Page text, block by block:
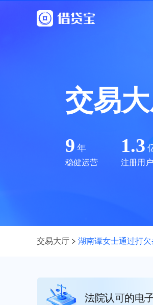
交易
9 年
稳健运营
1.3
注册用户
交易大厅 湖南谭女士通过打
法院认可的电